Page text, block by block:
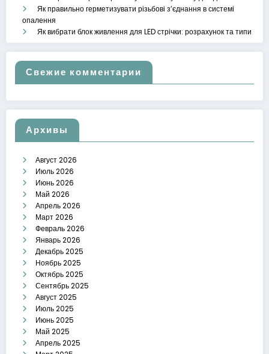
Як правильно герметизувати різьбові з’єднання в системі
опалення
Як вибрати блок живлення для LED стрічки: розрахунок та типи
Свежие комментарии
Архивы
Август 2026
Июль 2026
Июнь 2026
Май 2026
Апрель 2026
Март 2026
Февраль 2026
Январь 2026
Декабрь 2025
Ноябрь 2025
Октябрь 2025
Сентябрь 2025
Август 2025
Июль 2025
Июнь 2025
Май 2025
Апрель 2025